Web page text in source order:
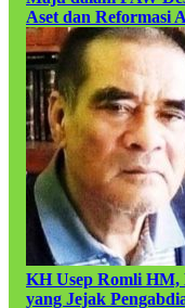
Aset dan Reformasi
KH Usep Romli
yang Jejak